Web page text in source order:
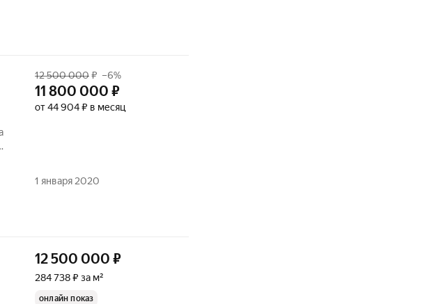
12 500 000₽ –6%
11 800 000 ₽
от 44 904 ₽ в месяц
1 января 2020
12 500 000 ₽
284 738 ₽ за м²
онлайн показ